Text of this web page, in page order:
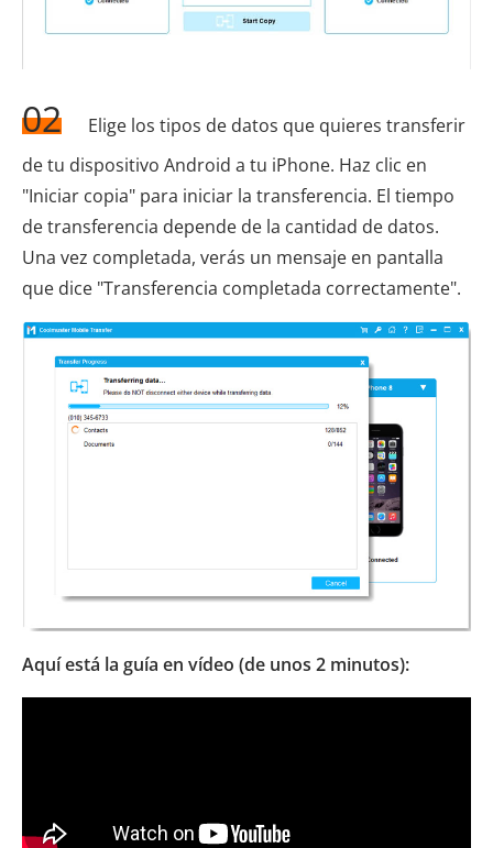
02
Elige los tipos de datos que quieres transferir
de tu dispositivo Android a tu iPhone. Haz clic en
"Iniciar copia" para iniciar la transferencia. El tiempo
de transferencia depende de la cantidad de datos.
Una vez completada, verás un mensaje en pantalla
que dice "Transferencia completada correctamente".
Aquí está la guía en vídeo (de unos 2 minutos):